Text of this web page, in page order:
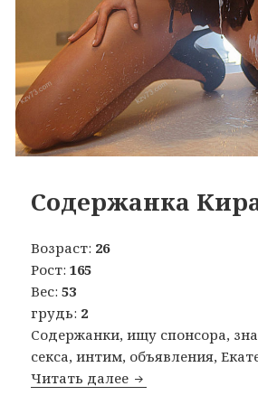
Содержанка
Возраст: 26
Рост:165
Вес:53
грудь: 2
Содержанки, ищу спонсора,
секса, интим, объявления,
Читать далее Содержанка Кира